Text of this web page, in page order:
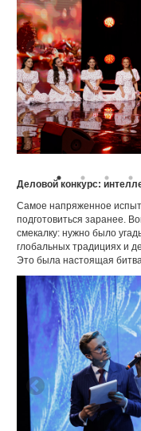
Деловой конкурс:
Самое напряженное
подготовиться заранее.
смекалку: нужно было
глобальных традициях и
Это была настоящая